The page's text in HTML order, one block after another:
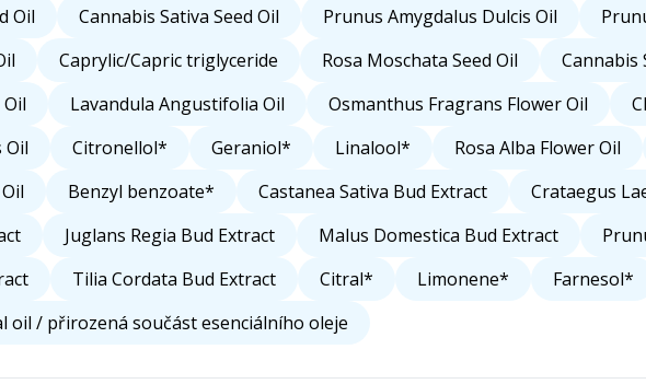
Oil Cannabis Sativa Seed Oil Prunus Amygdalus Dulcis Oil
Caprylic/Capric triglyceride Rosa Moschata Seed Oil
Cannabis
Lavandula Angustifolia Oil Osmanthus Fragrans Flower Oil
Oil
Citronellol* Geraniol* Linalool* Rosa Alba Flower Oil
Benzyl benzoate* Castanea Sativa Bud Extract
Crataegus
Juglans Regia Bud Extract Malus Domestica Bud Extract
Tilia Cordata Bud Extract Citral* Limonene*
Farnesol*
/ přirozená součást esenciálního oleje